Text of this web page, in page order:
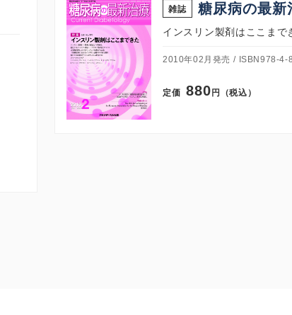
雑誌 糖尿病の最新
インスリン製剤はここまで
2010年02月発売 ISBN978-
定価 880 円（税込）